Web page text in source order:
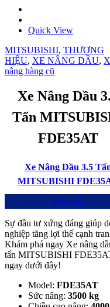
Quick View
MITSUBISHI, THƯƠNG
HIỆU, XE NÂNG DẦU,
nâng hàng cũ
Xe Nâng Dầu
Tấn
FDE35AT
Xe Nâng Dầu 3.5
MITSUBISHI
Mua ngay
Sự đầu tư xứng đáng giúp
nghiệp tăng lợi thế cạnh
Khám phá ngay Xe nâng
tấn MITSUBISHI
ngay dưới đây!
Model: FDE35AT
Sức nâng: 3500 kg